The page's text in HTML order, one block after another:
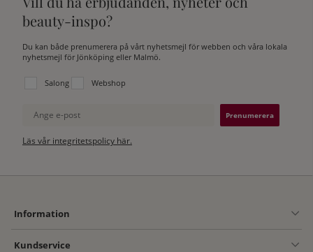
beauty-inspo?
Du kan både prenumerera på vårt nyhetsmejl för webben och våra lokala
nyhetsmejl för Jönköping eller Malmö.
Välj vilken lista du vill prenumerera på:
Salong Webshop
Ange e-post
Läs vår integritetspolicy här.
Information
Kundservice